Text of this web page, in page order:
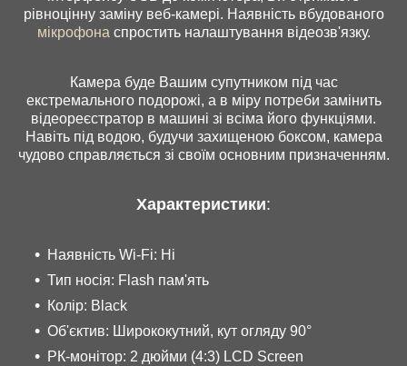
рівноцінну заміну веб-камері. Наявність вбудованого
мікрофона спростить налаштування відеозв'язку.
Камера буде Вашим супутником під час
екстремального подорожі, а в міру потреби замінить
відеореєстратор в машині зі всіма його функціями.
Навіть під водою, будучи захищеною боксом, камера
чудово справляється зі своїм основним призначенням.
Характеристики:
Наявність Wi-Fi: Ні
Тип носія: Flash пам'ять
Колір: Black
Об'єктив: Ширококутний, кут огляду 90°
РК-монітор: 2 дюйми (4:3) LCD Screen